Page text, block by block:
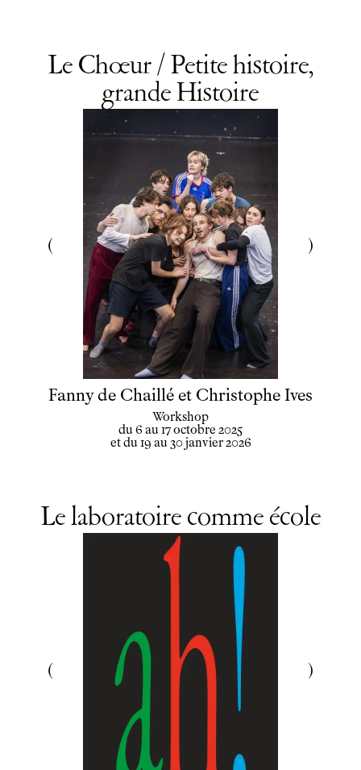
Le Chœur / Petite histoire,
grande Histoire
Fanny de Chaillé et Christophe Ives
Workshop
du 6 au 17 octobre 2025
et du 19 au 30 janvier 2026
Le laboratoire comme école